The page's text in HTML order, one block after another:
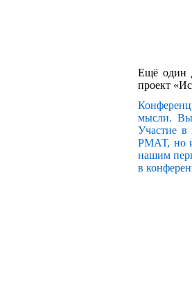
Ещё один
проект
мысли.
Участие в
РМАТ, но и
нашим
в